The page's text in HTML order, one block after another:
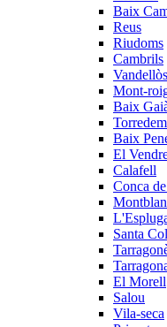
Baix
Reus
Riudoms
Cambrils
Mont-
Baix
Baix
El
Calafell
Conca
Santa
El Morell
Salou
Vila-seca